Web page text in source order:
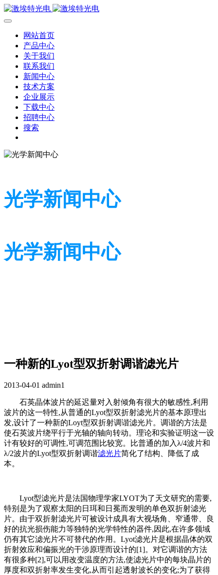
网站首页
产品中心
关于我们
联系我们
新闻中心
技术方案
企业展示
下载中心
招聘中心
搜索
光学新闻中心
光学新闻中心
一种新的Lyot型双折射调谐滤光片
2013-04-01 admin1
石英晶体波片的延迟量对入射倾角有很大的敏感性,利用
波片的这一特性,从普通的Lyot型双折射滤光片的基本原理出
发,设计了一种新的Loyt型双折射调谐滤光片。调谐的方法是
使石英波片绕平行于光轴的轴向转动。理论和实验证明这一设
计有较好的可调性,可调范围比较宽。比普通的加入λ/4波片和
λ/2波片的Lyot型双折射调谐滤光片简化了结构、降低了成
本。
Lyot型滤光片是法国物理学家LYOT为了天文研究的需要,
特别是为了观察太阳的日珥和日冕而发明的单色双折射滤光
片。由于双折射滤光片可被设计成具有大视场角、窄通带、良
好的抗光损伤能力等独特的光学特性的器件,因此,在许多领域
仍有其它滤光片不可替代的作用。Lyot滤光片是根据晶体的双
折射效应和偏振光的干涉原理而设计的[1]。对它调谐的方法
有很多种[2],可以用改变温度的方法,使滤光片中的每块晶片的
厚度和双折射率发生变化,从而引起透射波长的变化;为了获得